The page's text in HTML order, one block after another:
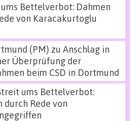
Bettelverbot: Dahmen
von Karacakurtoglu
(PM) zu Anschlag in
Überprüfung der
beim CSD in Dortmund
ums Bettelverbot:
durch Rede von